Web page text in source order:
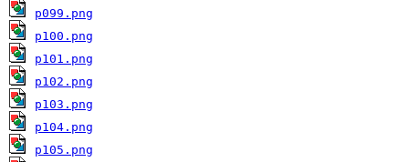
p099.png
p100.png
p101.png
p102.png
p103.png
p104.png
p105.png